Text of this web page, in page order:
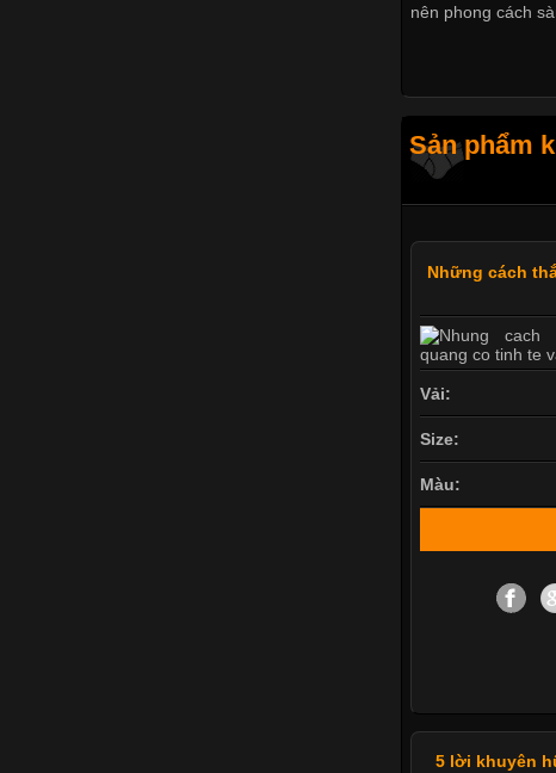
nên phong cách
Sản phẩm
Những cách
Vải:
Size:
Màu:
5 lời khuyên